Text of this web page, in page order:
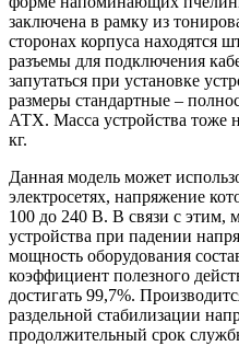
заключена в рамку из
сторонах корпуса находятся
разъемы для подключения
запутаться при установке
размеры стандартные –
АТХ. Масса устройства тоже
кг.
Данная модель может
электросетях, напряжение
100 до 240 В. В связи с этим,
устройства при падении
мощность оборудования
коэффициент полезного
достигать 99,7%.
раздельной стабилизации
продолжительный срок